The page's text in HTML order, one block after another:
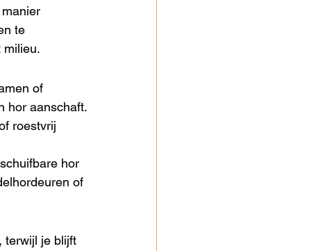
te
milieu.
of
hor aanschaft.
roestvrij
hor
of
terwijl je blijft